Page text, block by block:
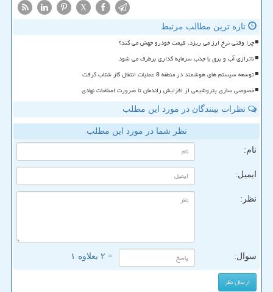
X
تازه ترین مطالب مرتبط
چرا وقتی نرخ ارز می ریزد، قیمت خودرو جهش می کند؟
ناترازی آب و برق با جذب سرمایه گذاری برطرف می شود
توسعه سیستم های هوشمند در منطقه 8 عملیات انتقال گاز شتاب گرفت
خصوصی سازی پتروشیمی از افزایش راندمان تا ضرورت اصلاحات نهادی
نظرات بینندگان در مورد این مطلب
نظر شما در مورد این مطلب
نام:
ایمیل:
نظر:
سوال: = ۲ بعلاوه ۱